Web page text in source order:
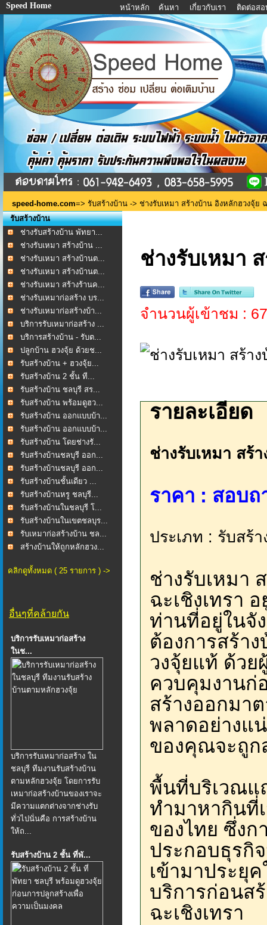
Speed Home หน้าหลัก ค้นหา เกี่ยวกับเรา ติดต่อส
speed-home.com=> รับสร้างบ้าน -> ช่างรับเหมา สร้างบ้าน อิงหลักฮวงจุ้ย ฉ
รับสร้างบ้าน
ช่างรับสร้างบ้าน พัทยา...
ช่างรับเหมา สร้างบ้าน ...
ช่างรับเหมา สร้างบ้านต...
ช่างรับเหมา สร้างบ้านต...
ช่างรับเหมา สร้างร้านค...
ช่างรับเหมาก่อสร้าง บร...
ช่างรับเหมาก่อสร้างบ้า...
บริการรับเหมาก่อสร้าง ...
บริการสร้างบ้าน - รับต...
ปลูกบ้าน ฮวงจุ้ย ด้วยช...
รับสร้างบ้าน + ฮวงจุ้ย...
รับสร้างบ้าน 2 ชั้น ที...
รับสร้างบ้าน ชลบุรี สร...
รับสร้างบ้าน พร้อมดูฮว...
รับสร้างบ้าน ออกแบบบ้า...
รับสร้างบ้าน ออกแบบบ้า...
รับสร้างบ้าน โดยช่างรั...
รับสร้างบ้านชลบุรี ออก...
รับสร้างบ้านชลบุรี ออก...
รับสร้างบ้านชั้นเดียว ...
รับสร้างบ้านหรู ชลบุรี...
รับสร้างบ้านในชลบุรี โ...
รับสร้างบ้านในเขตชลบุร...
รับเหมาก่อสร้างบ้าน ชล...
สร้างบ้านให้ถูกหลักฮวง...
คลิกดูทั้งหมด ( 25 รายการ ) ->
อื่นๆที่คล้ายกัน
บริการรับเหมาก่อสร้าง
ในช...
บริการรับเหมาก่อสร้าง ใน
ชลบุรี ทีมงานรับสร้างบ้าน
ตามหลักฮวงจุ้ย โดยการรับ
เหมาก่อสร้างบ้านของเราจะ
มีความแตกต่างจากช่างรับ
ทั่วไปนั่นคือ การสร้างบ้าน
ให้ถ...
รับสร้างบ้าน 2 ชั้น ที่พั...
ช่างรับเหมา
จำนวนผู้เข้าชม :
รายละเอียด
ช่างรับเหมา สร้
ราคา : สอบถ
ประเภท : รับสร้
ช่างรับเหมา
ฉะเชิงเทรา
ท่านที่อยู่ในจั
ต้องการสร้า
วงจุ้ยแท้ ด้วย
ควบคุมงานก่
สร้างออกมา
พลาดอย่างแ
ของคุณจะถู
พื้นที่บริเวณแ
ทำมาหากินที่
ของไทย ซึ่งก
ประกอบธุรกิ
เข้ามาประยุ
บริการก่อนส
ฉะเชิงเทรา